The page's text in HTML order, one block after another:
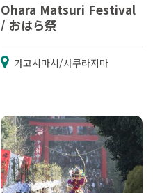
Ohara Matsuri Festival
/ おはら祭
가고시마시/사쿠라지마